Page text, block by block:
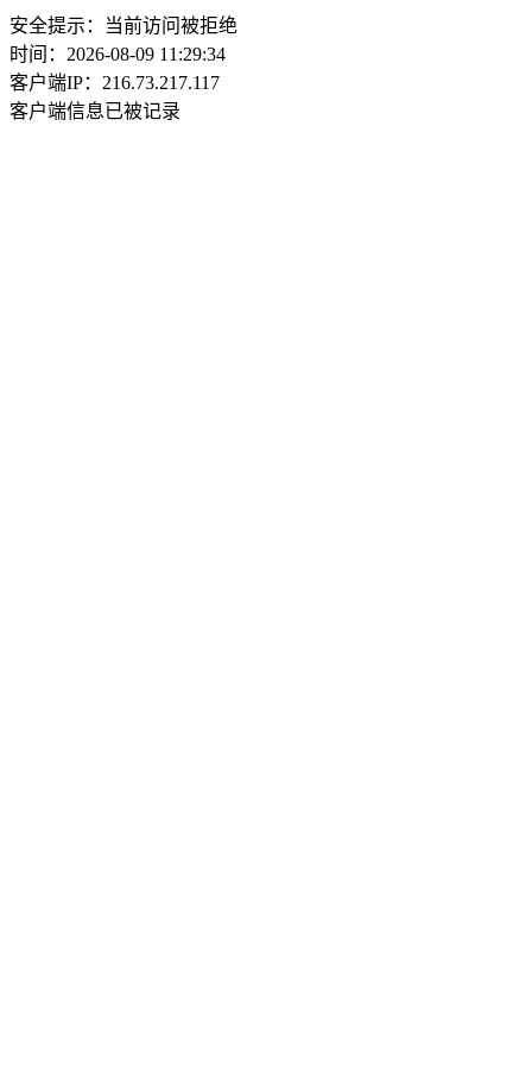
安全提示：当前访问被拒绝
时间：2026-08-09 11:29:34
客户端IP：216.73.217.117
客户端信息已被记录